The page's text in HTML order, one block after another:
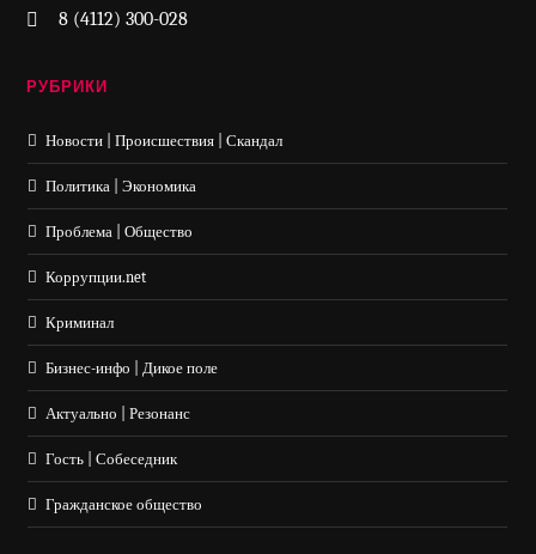
8 (4112) 300-028
РУБРИКИ
Новости | Происшествия | Скандал
Политика | Экономика
Проблема | Общество
Коррупции.net
Криминал
Бизнес-инфо | Дикое поле
Актуально | Резонанс
Гость | Собеседник
Гражданское общество